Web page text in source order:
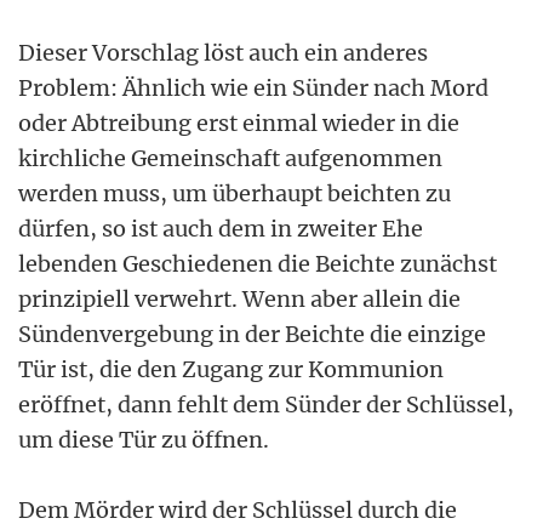
Dieser Vorschlag löst auch ein anderes
Problem: Ähnlich wie ein Sünder nach Mord
oder Abtreibung erst einmal wieder in die
kirchliche Gemeinschaft aufgenommen
werden muss, um überhaupt beichten zu
dürfen, so ist auch dem in zweiter Ehe
lebenden Geschiedenen die Beichte zunächst
prinzipiell verwehrt. Wenn aber allein die
Sündenvergebung in der Beichte die einzige
Tür ist, die den Zugang zur Kommunion
eröffnet, dann fehlt dem Sünder der Schlüssel,
um diese Tür zu öffnen.
Dem Mörder wird der Schlüssel durch die